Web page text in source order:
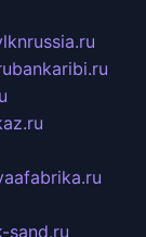
bankaribi.ru
sand.ru